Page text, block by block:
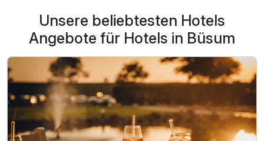
Unsere beliebtesten Hotels
Angebote für Hotels in Büsum